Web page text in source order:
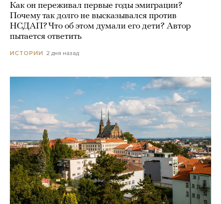
Как он переживал первые годы эмиграции?
Почему так долго не высказывался против
НСДАП? Что об этом думали его дети? Автор
пытается ответить
ИСТОРИИ 2 дня назад